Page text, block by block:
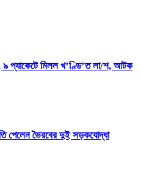
৯ প্যাকেটে মিলল খ’ণ্ডি’ত লা/শ, আটক
পেলেন ভৈরবের দুই সড়কযোদ্ধা